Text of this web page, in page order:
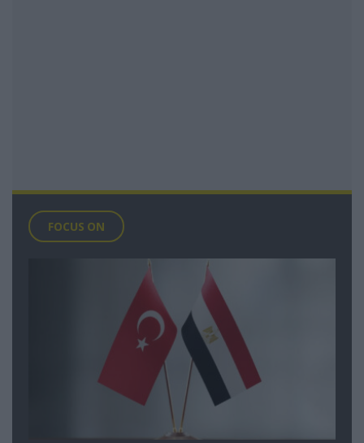
FOCUS ON